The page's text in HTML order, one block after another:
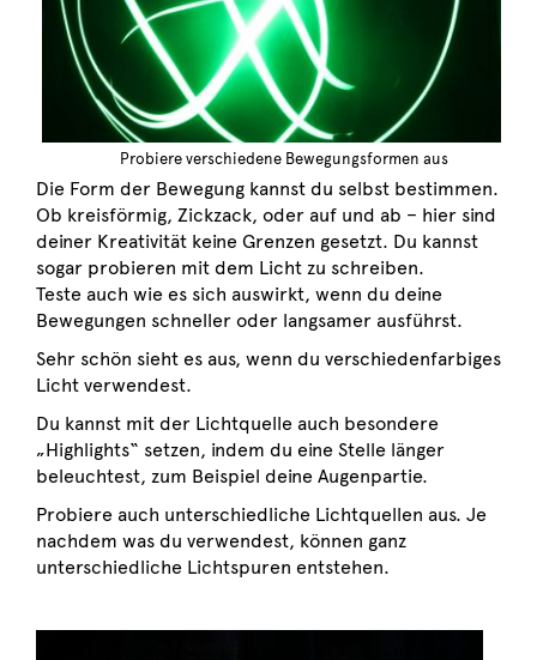
Probiere verschiedene Bewegungsformen aus
Die Form der Bewegung kannst du selbst bestimmen.
Ob kreisförmig, Zickzack, oder auf und ab – hier sind
deiner Kreativität keine Grenzen gesetzt. Du kannst
sogar probieren mit dem Licht zu schreiben.
Teste auch wie es sich auswirkt, wenn du deine
Bewegungen schneller oder langsamer ausführst.
Sehr schön sieht es aus, wenn du verschiedenfarbiges
Licht verwendest.
Du kannst mit der Lichtquelle auch besondere
„Highlights“ setzen, indem du eine Stelle länger
beleuchtest, zum Beispiel deine Augenpartie.
Probiere auch unterschiedliche Lichtquellen aus. Je
nachdem was du verwendest, können ganz
unterschiedliche Lichtspuren entstehen.